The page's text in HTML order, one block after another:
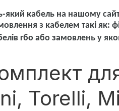
кабель на нашому
з кабелем такі як:
гбо або замовлень у
Torelli,